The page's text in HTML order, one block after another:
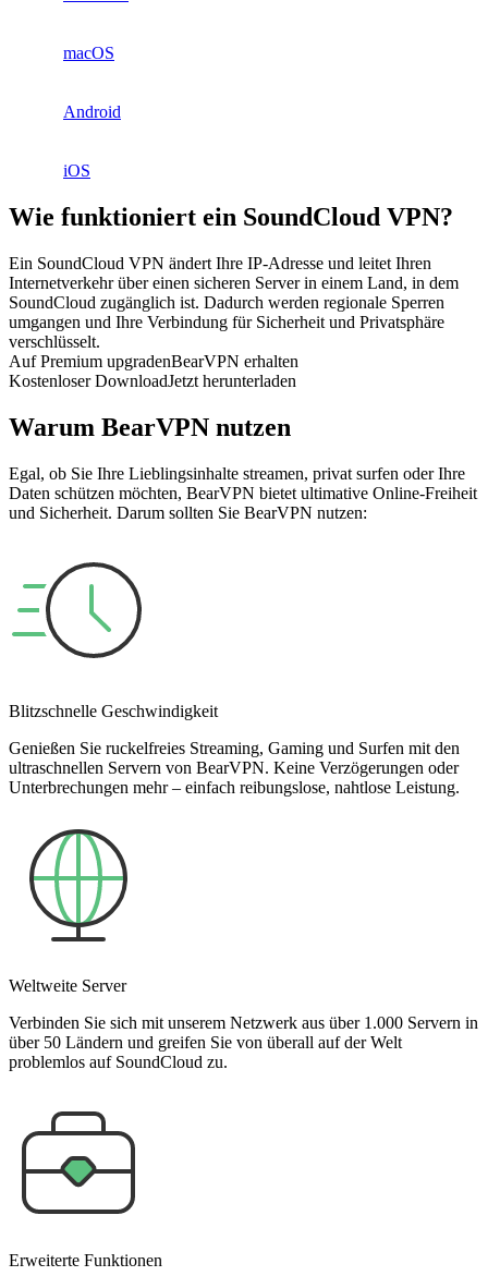
macOS
Android
iOS
Wie funktioniert ein SoundCloud VPN?
Ein SoundCloud VPN ändert Ihre IP-Adresse und leitet Ihren
Internetverkehr über einen sicheren Server in einem Land, in dem
SoundCloud zugänglich ist. Dadurch werden regionale Sperren
umgangen und Ihre Verbindung für Sicherheit und Privatsphäre
verschlüsselt.
Auf Premium upgradenBearVPN erhalten
Kostenloser DownloadJetzt herunterladen
Warum BearVPN nutzen
Egal, ob Sie Ihre Lieblingsinhalte streamen, privat surfen oder Ihre
Daten schützen möchten, BearVPN bietet ultimative Online-Freiheit
und Sicherheit. Darum sollten Sie BearVPN nutzen:
Blitzschnelle Geschwindigkeit
Genießen Sie ruckelfreies Streaming, Gaming und Surfen mit den
ultraschnellen Servern von BearVPN. Keine Verzögerungen oder
Unterbrechungen mehr – einfach reibungslose, nahtlose Leistung.
Weltweite Server
Verbinden Sie sich mit unserem Netzwerk aus über 1.000 Servern in
über 50 Ländern und greifen Sie von überall auf der Welt
problemlos auf SoundCloud zu.
Erweiterte Funktionen